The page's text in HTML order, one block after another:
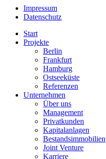
Impressum
Datenschutz
Start
Projekte
Berlin
Frankfurt
Hamburg
Ostseeküste
Referenzen
Unternehmen
Über uns
Management
Privatkunden
Kapitalanlagen
Bestandsimmobilien
Joint Venture
Karriere